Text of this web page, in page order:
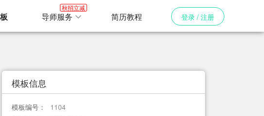
导师服务
秋招立减
简历教程 登录 / 注册
模板信息
模板编号：
1104